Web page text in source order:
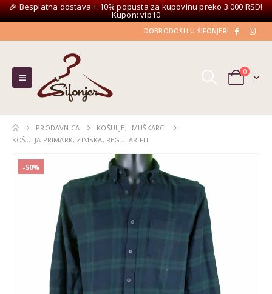
🎉 Besplatna dostava + 10% popusta za kupovinu preko 3.000 RSD!
Kupon: vip10
DOBRODOŠLI U ŠIFONJER!
0
PRODAVNICA KOŠULJE,
MUŠKARCI
KOŠULJA PRIMARK, ZIMSKA, REGULAR FIT
-50%